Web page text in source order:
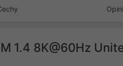
1.4 8K@60Hz